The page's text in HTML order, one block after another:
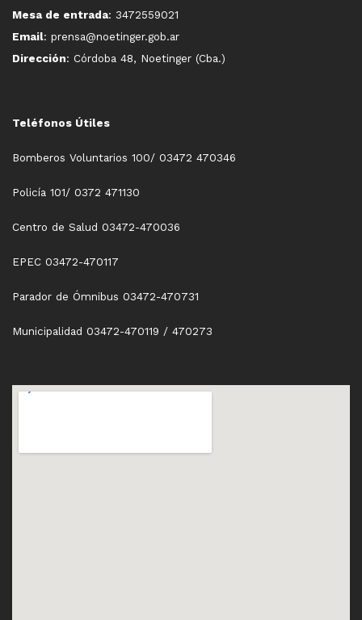
Mesa de entrada: 3472559021
Email: prensa@noetinger.gob.ar
Dirección: Córdoba 48, Noetinger (Cba.)
Teléfonos Útiles
Bomberos Voluntarios 100/ 03472 470346
Policía 101/ 0372 471130
Centro de Salud 03472-470036
EPEC 03472-470117
Parador de Ómnibus 03472-470731
Municipalidad 03472-470119 / 470273